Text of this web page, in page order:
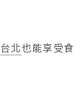
台北也能享受食